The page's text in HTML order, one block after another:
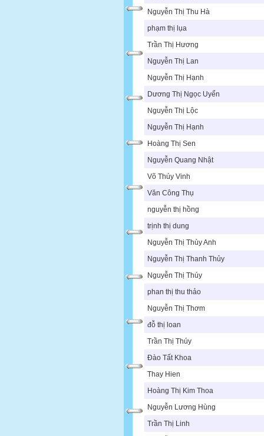
Nguyễn Thị Thu Hà
phạm thị lụa
Trần Thị Hương
Nguyễn Thị Lan
Nguyễn Thị Hạnh
Dương Thị Ngọc Uyển
Nguyễn Thị Lộc
Nguyễn Thị Hạnh
Hoàng Thị Sen
Nguyễn Quang Nhật
Võ Thúy Vinh
Văn Công Thụ
nguyễn thị hồng
trịnh thị dung
Nguyễn Thị Thùy Anh
Nguyễn Thị Thanh Thủy
Nguyễn Thị Thúy
phan thị thu thảo
Nguyễn Thị Thơm
đỗ thị loan
Trần Thị Thúy
Đào Tất Khoa
Thay Hien
Hoàng Thị Kim Thoa
Nguyễn Lương Hùng
Trần Thị Linh